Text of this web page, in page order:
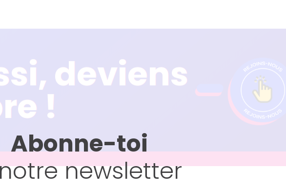
deviens
!
deviens
!
Abonne-toi
newsletter